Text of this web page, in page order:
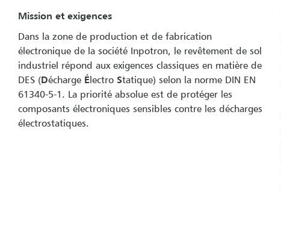
Mission et exigences
Dans la zone de production et de fabrication
électronique de la société Inpotron, le revêtement de sol
industriel répond aux exigences classiques en matière de
DES (Décharge Électro Statique) selon la norme DIN EN
61340-5-1. La priorité absolue est de protéger les
composants électroniques sensibles contre les décharges
électrostatiques.